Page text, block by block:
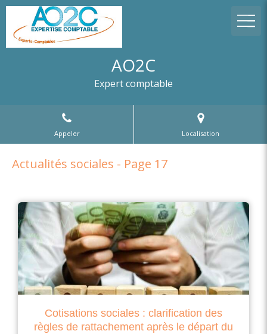
AO2C
Expert comptable
Appeler Localisation
Actualités sociales - Page 17
Cotisations sociales : clarification des
règles de rattachement après le départ du